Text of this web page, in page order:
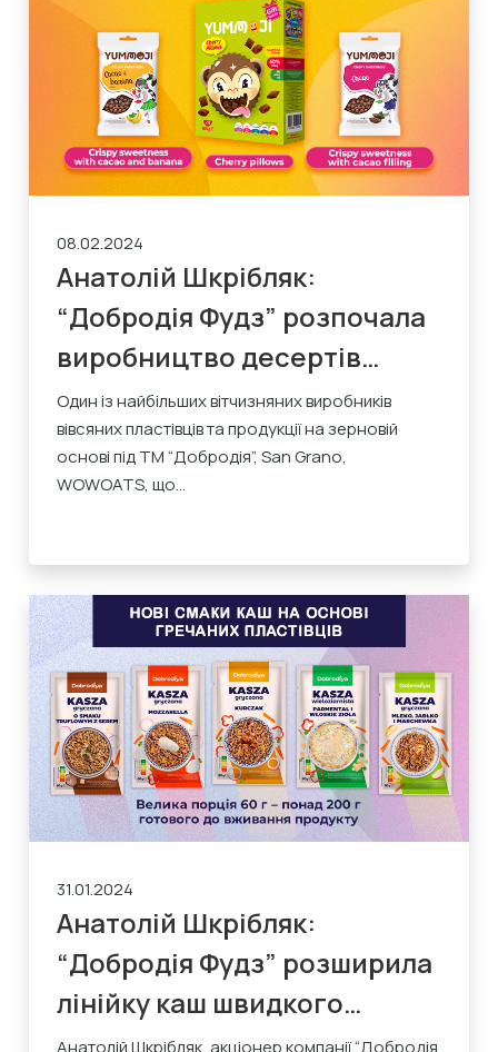
08.02.2024
Анатолій Шкрібляк:
“Добродія Фудз” розпочала
виробництво десертів
YUMMOJI
Один із найбільших вітчизняних виробників
вівсяних пластівців та продукції на зерновій
основі під ТМ “Добродія”, San Grano,
WOWOATS, що...
31.01.2024
Анатолій Шкрібляк:
“Добродія Фудз” розширила
лінійку каш швидкого
приготування ТМ
Анатолій Шкрібляк, акціонер компанії “Добродія